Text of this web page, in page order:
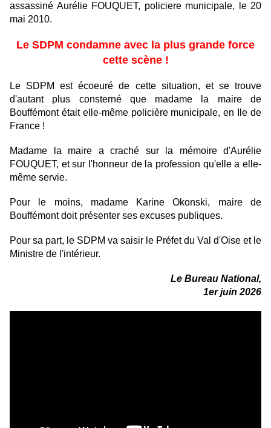
assassiné Aurélie FOUQUET, policiere municipale, le 20
mai 2010.
Le SDPM condamne avec la plus grande force
cette scène !
Le SDPM est écoeuré de cette situation, et se trouve
d'autant plus consterné que madame la maire de
Bouffémont était elle-même policière municipale, en Ile de
France !
Madame la maire a craché sur la mémoire d'Aurélie
FOUQUET, et sur l'honneur de la profession qu'elle a elle-
même servie.
Pour le moins, madame Karine Okonski, maire de
Bouffémont doit présenter ses excuses publiques.
Pour sa part, le SDPM va saisir le Préfet du Val d'Oise et le
Ministre de l'intérieur.
Le Bureau National,
1er juin 2026